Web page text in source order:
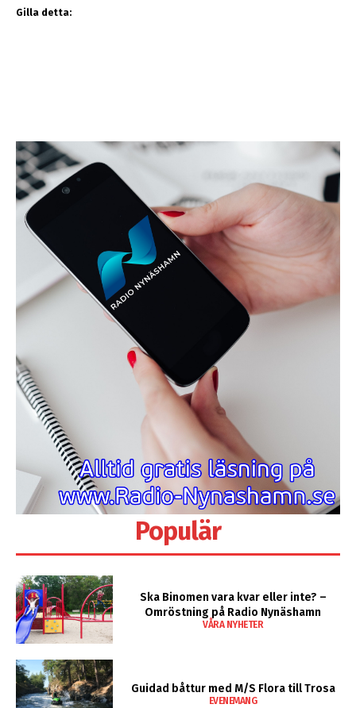
Gilla detta:
Populär
Ska Binomen vara kvar eller inte? –
Omröstning på Radio Nynäshamn
VÅRA NYHETER
Guidad båttur med M/S Flora till Trosa
EVENEMANG